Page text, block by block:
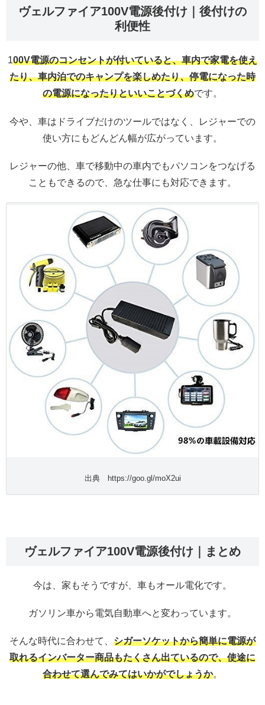
ヴェルファイア100V電源後付け｜後付けの
利便性
100V電源のコンセントが付いていると、車内で家電を使え
たり、車内泊でのキャンプを楽しめたり、停電になった時
の電源になったりといいことづくめです。
今や、車はドライブだけのツールではなく、レジャーでの
使い方にもどんどん幅が広がっています。
レジャーの他、車で移動中の車内でもパソコンをつなげる
こともできるので、急な仕事にも対応できます。
出典 https://goo.gl/moX2ui
ヴェルファイア100V電源後付け｜まとめ
今は、家もそうですが、車もオール電化です。
ガソリン車から電気自動車へと変わっています。
そんな時代に合わせて、 シガーソケットから簡単に電源が
取れるインバーター商品もたくさん出ているので、使途に
合わせて選んでみてはいかがでしょうか。